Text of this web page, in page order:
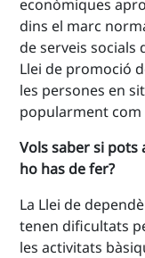
econòmiques
dins el marc
de serveis socials
Llei de promoció
les persones en
popularment com
Vols saber si pots
ho has de fer?
La Llei de
tenen dificultats
les activitats